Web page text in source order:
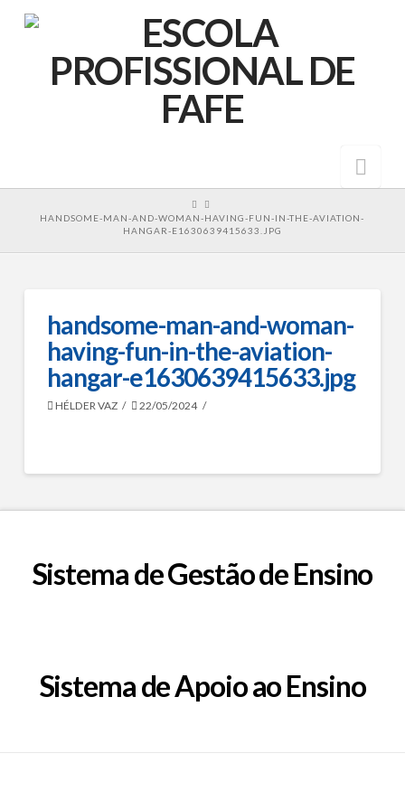
HOME
HANDSOME-MAN-AND-WOMAN-HAVING-FUN-IN-THE-AVIATION-
HANGAR-E1630639415633.JPG
handsome-man-and-woman-
having-fun-in-the-aviation-
hangar-e1630639415633.jpg
HÉLDER VAZ 22/05/2024
Sistema de Gestão de Ensino
Sistema de Apoio ao Ensino